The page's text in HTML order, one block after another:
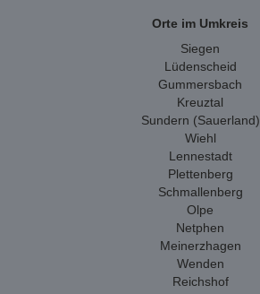
Orte im Umkreis
Siegen
Lüdenscheid
Gummersbach
Kreuztal
Sundern (Sauerland)
Wiehl
Lennestadt
Plettenberg
Schmallenberg
Olpe
Netphen
Meinerzhagen
Wenden
Reichshof